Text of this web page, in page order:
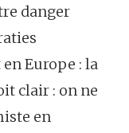
danger
Europe : la
clair : on ne
en